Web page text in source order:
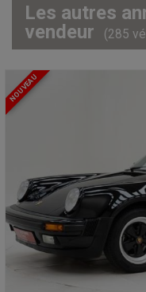
Les autres
vendeur
(285
NOUVEAU